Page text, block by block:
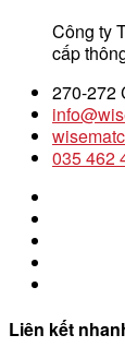
Công ty
cấp
270-272
035 462
Liên kết